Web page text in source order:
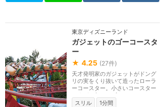
東京ディズニーランド
ガジェットのゴーコースタ
ー
★ 4.25 (27件)
天才発明家のガジェットがドング
リの実をくり抜いて造ったローラ
ーコースター。小さいコースター
ですが、急カーブ...
スリル
1分間